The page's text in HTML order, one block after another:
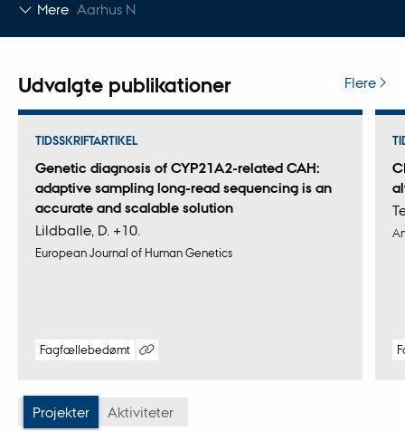
Mere Aarhus N
Udvalgte publikationer Flere
Genetic diagnosis of CYP21A2-related CAH:
adaptive sampling long-read sequencing is an
accurate and scalable solution
Lildballe, D. +10.
TIDSSKRIFTARTIKEL
European Journal of Human Genetics
Fagfællebedømt
Projekter Aktiviteter